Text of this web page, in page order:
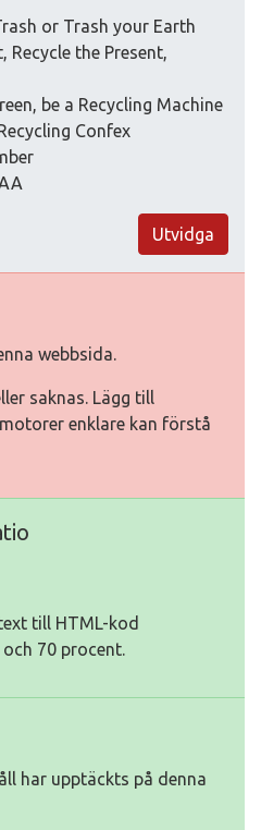
or Trash your Earth
Recycle the Present,
be a Recycling Machine
Confex
Utvidga
webbsida.
saknas. Lägg till
enklare kan förstå
till HTML-kod
70 procent.
har upptäckts på denna